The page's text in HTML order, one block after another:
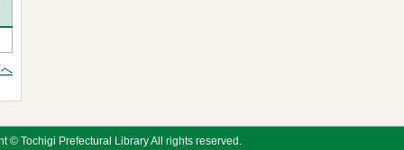
© Tochigi Prefectural Library All rights reserved.